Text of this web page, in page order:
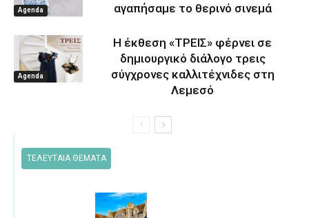
Agenda
αγαπήσαμε το θερινό σινεμά
Agenda
Η έκθεση «ΤΡΕΙΣ» φέρνει σε
δημιουργικό διάλογο τρεις
σύγχρονες καλλιτέχνιδες στη
Λεμεσό
ΤΕΛΕΥΤΑΙΑ ΘΕΜΑΤΑ